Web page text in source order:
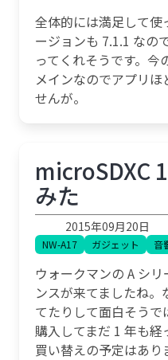
全体的には満足して
ージョンも 7.1.1 なの
ってくれそうです。今
メインなのでアプリ
せんが。
microSDXC
みた
2015年09月20日
NW-A17 ガジェット 音
ウォークマンの A シ
ンスが来てましたね
てたりして面白そうで
購入してまだ 1 年も
買い替えの予定はあり